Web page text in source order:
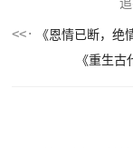
《重生